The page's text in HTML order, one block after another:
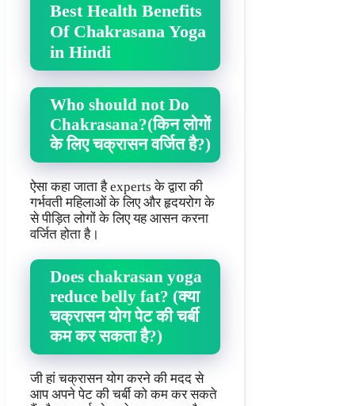
Best Health Benefits
Of Chakrasana Yoga
in Hindi
Who should not Do
Chakrasana?(किन लोगों
के लिए चक्रासन वर्जित है?)
ऐसा कहा जाता है experts के द्वारा की
गर्भवती महिलाओं के लिए और हृदयरोग के
से पीड़ित लोगों के लिए यह आसन करना
वर्जित होता है।
Does chakrasan yoga
reduce belly fat? (क्या
चक्रासन योग पेट की चर्बी
कम कर सकता है?)
जी हां चक्रासन योग करने की मदद से
आप अपने पेट की चर्बी को कम कर सकते